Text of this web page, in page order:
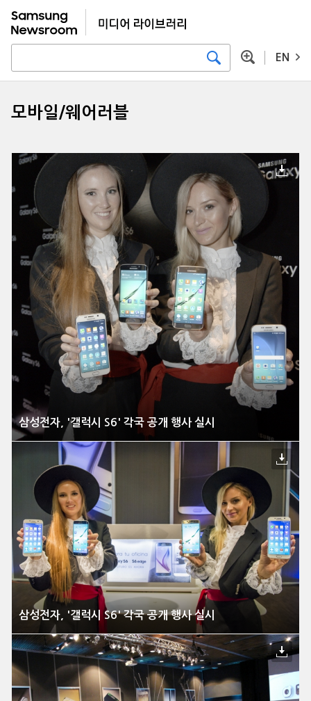
EN
모바일/웨어러블
삼성전자, '갤럭시 S6' 각국 공개 행사 실시
삼성전자, '갤럭시 S6' 각국 공개 행사 실시